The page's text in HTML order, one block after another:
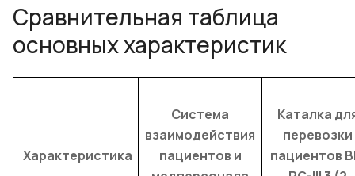
Сравнительная таблица
основных характеристик
Характеристика
Система
взаимодействия
пациентов и
Каталка
перевозки
пациентов